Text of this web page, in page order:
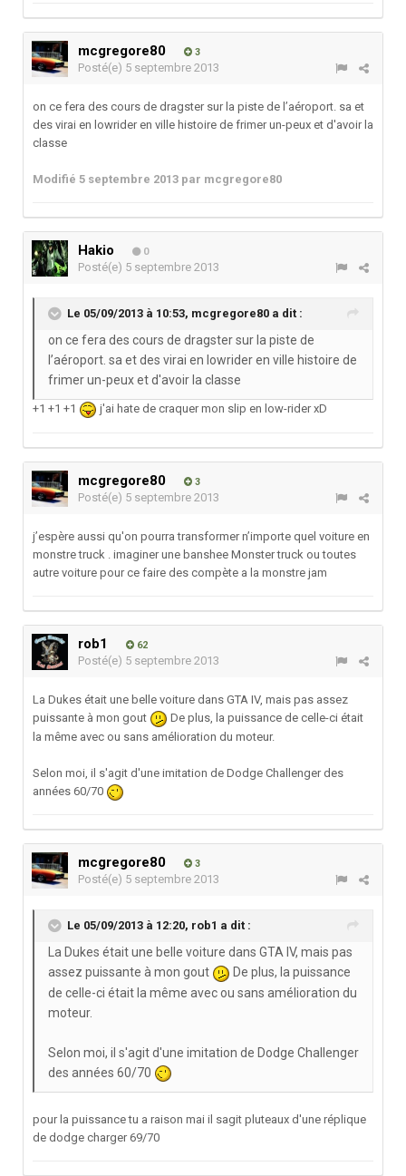
mcgregore80 3
Posté(e) 5 septembre 2013
on ce fera des cours de dragster sur la piste de l’aéroport. sa et
des virai en lowrider en ville histoire de frimer un-peux et d'avoir la
classe
Modifié 5 septembre 2013 par mcgregore80
Hakio 0
Posté(e) 5 septembre 2013
Le 05/09/2013 à 10:53, mcgregore80 a dit :
on ce fera des cours de dragster sur la piste de
l’aéroport. sa et des virai en lowrider en ville histoire de
frimer un-peux et d'avoir la classe
+1 +1 +1 j'ai hate de craquer mon slip en low-rider xD
mcgregore80 3
Posté(e) 5 septembre 2013
j’espère aussi qu'on pourra transformer n’importe quel voiture en
monstre truck . imaginer une banshee Monster truck ou toutes
autre voiture pour ce faire des compète a la monstre jam
rob1 62
Posté(e) 5 septembre 2013
La Dukes était une belle voiture dans GTA IV, mais pas assez
puissante à mon gout
De plus, la puissance de celle-ci était
la même avec ou sans amélioration du moteur.
Selon moi, il s'agit d'une imitation de Dodge Challenger des
années 60/70
mcgregore80 3
Posté(e) 5 septembre 2013
Le 05/09/2013 à 12:20, rob1 a dit :
La Dukes était une belle voiture dans GTA IV, mais pas
assez puissante à mon gout
De plus, la puissance
de celle-ci était la même avec ou sans amélioration du
moteur.
Selon moi, il s'agit d'une imitation de Dodge Challenger
des années 60/70
pour la puissance tu a raison mai il sagit pluteaux d'une réplique
de dodge charger 69/70